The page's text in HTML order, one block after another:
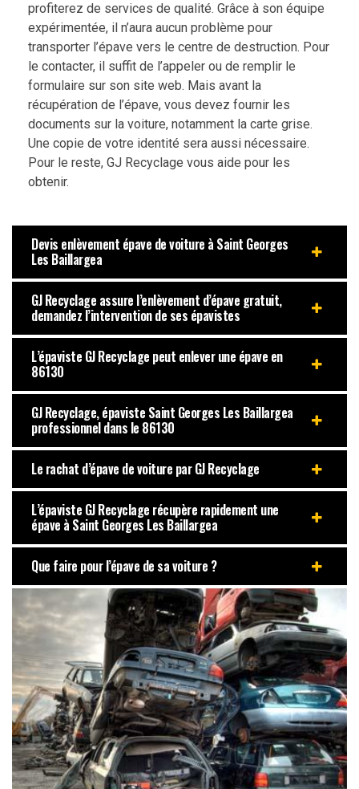
profiterez de services de qualité. Grâce à son équipe
expérimentée, il n’aura aucun problème pour
transporter l’épave vers le centre de destruction. Pour
le contacter, il suffit de l’appeler ou de remplir le
formulaire sur son site web. Mais avant la
récupération de l’épave, vous devez fournir les
documents sur la voiture, notamment la carte grise.
Une copie de votre identité sera aussi nécessaire.
Pour le reste, GJ Recyclage vous aide pour les
obtenir.
Devis enlèvement épave de voiture à Saint Georges
Les Baillargea
GJ Recyclage assure l’enlèvement d’épave gratuit,
demandez l’intervention de ses épavistes
L’épaviste GJ Recyclage peut enlever une épave en
86130
GJ Recyclage, épaviste Saint Georges Les Baillargea
professionnel dans le 86130
Le rachat d’épave de voiture par GJ Recyclage
L’épaviste GJ Recyclage récupère rapidement une
épave à Saint Georges Les Baillargea
Que faire pour l’épave de sa voiture ?